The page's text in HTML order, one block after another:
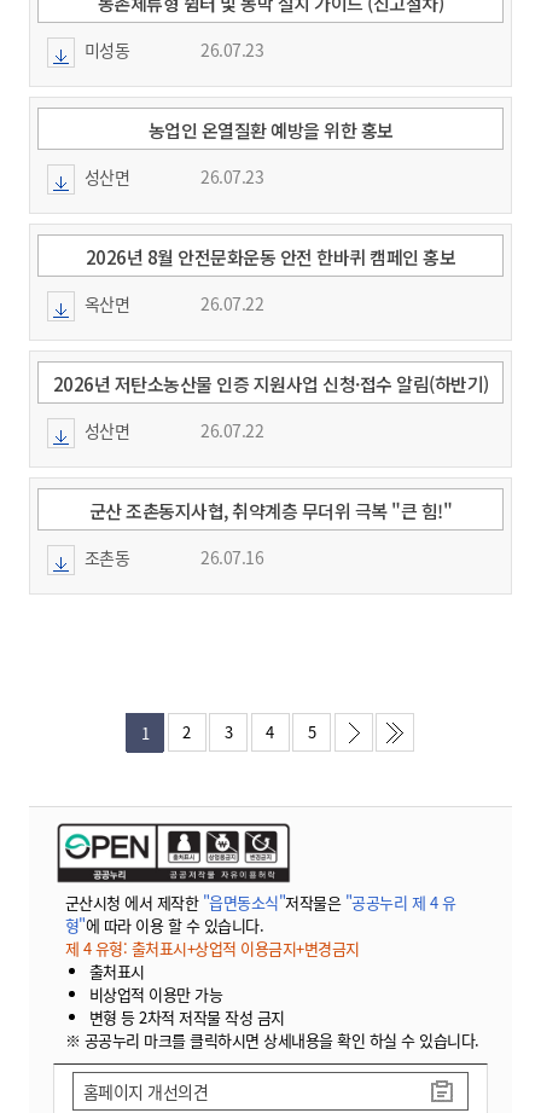
미성동 26.07.23
농업인 온열질환 예방을 위한 홍보
성산면 26.07.23
2026년 8월 안전문화운동 안전 한바퀴 캠페인 홍보
옥산면 26.07.22
2026년 저탄소농산물 인증 지원사업 신청·접수 알림(하반기)
성산면 26.07.22
군산 조촌동지사협, 취약계층 무더위 극복 "큰 힘!"
조촌동 26.07.16
1 2 3 4 5
군산시청 에서 제작한 "읍면동소식"저작물은 "공공누리 제 4 유
형"에 따라 이용 할 수 있습니다.
제 4 유형: 출처표시+상업적 이용금지+변경금지
출처표시
비상업적 이용만 가능
변형 등 2차적 저작물 작성 금지
※ 공공누리 마크를 클릭하시면 상세내용을 확인 하실 수 있습니다.
홈페이지 개선의견